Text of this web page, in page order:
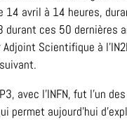
14 avril à 14 heures,
durant ces 50 dernières
Adjoint Scientifique à
avec l'INFN, fut l'un
permet aujourd'hui